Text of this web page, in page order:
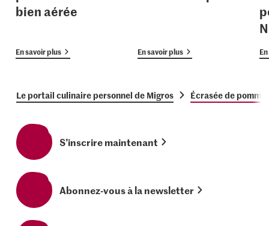
bien aérée
En savoir plus En savoir plus
Le portail culinaire personnel de Migros Écrasée de
S’inscrire maintenant
Abonnez-vous à la newsletter